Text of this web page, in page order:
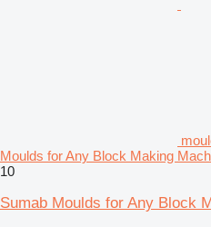
Moulds for Any Block Making
10
Sumab Moulds for Any Block